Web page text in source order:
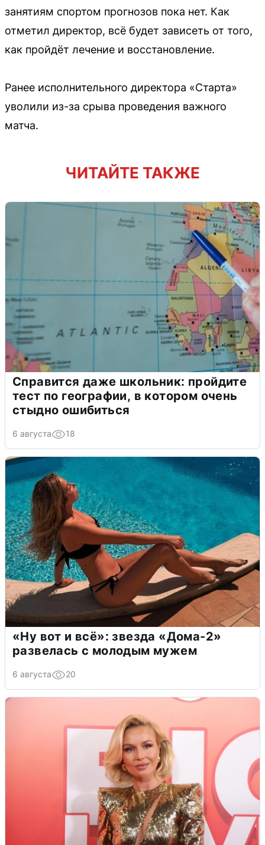
занятиям спортом прогнозов пока нет. Как
отметил директор, всё будет зависеть от того,
как пройдёт лечение и восстановление.
Ранее исполнительного директора «Старта»
уволили из-за срыва проведения важного
матча.
ЧИТАЙТЕ ТАКЖЕ
Справится даже школьник: пройдите
тест по географии, в котором очень
стыдно ошибиться
6 августа 18
«Ну вот и всё»: звезда «Дома-2»
развелась с молодым мужем
6 августа 20